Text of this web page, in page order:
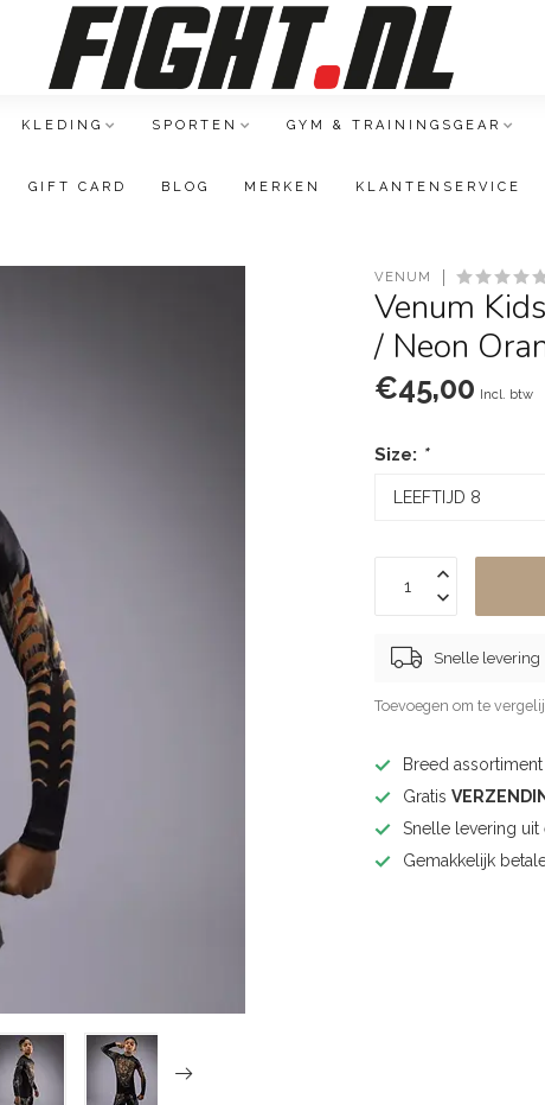
KLEDING SPORTEN GYM & TRAININGSGEAR
GIFT CARD BLOG MERKEN KLANTENSERVICE
VENUM
Venum
/ Neon
€45,00 Incl. btw
Size: *
Snelle levering
Toevoegen om te
Breed
Gratis
Snelle levering uit
Gemakkelijk